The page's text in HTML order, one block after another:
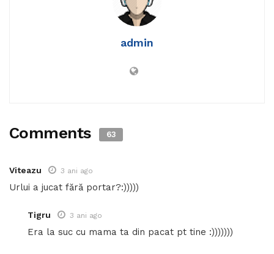
admin
Comments 63
Viteazu 3 ani ago
Urlui a jucat fără portar?:)))))
Tigru 3 ani ago
Era la suc cu mama ta din pacat pt tine :)))))))